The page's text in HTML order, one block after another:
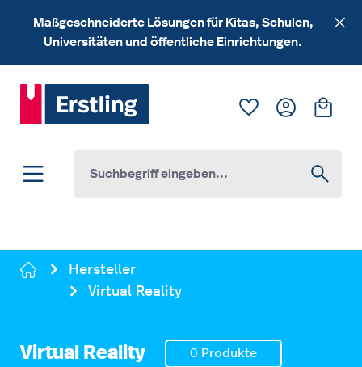
Zum Hauptinhalt springen
Maßgeschneiderte Lösungen für Kitas, Schulen,
Universitäten und öffentliche Einrichtungen.
Du hast 0
Hersteller
Virtual Reality
Virtual Reality 0 Produkte